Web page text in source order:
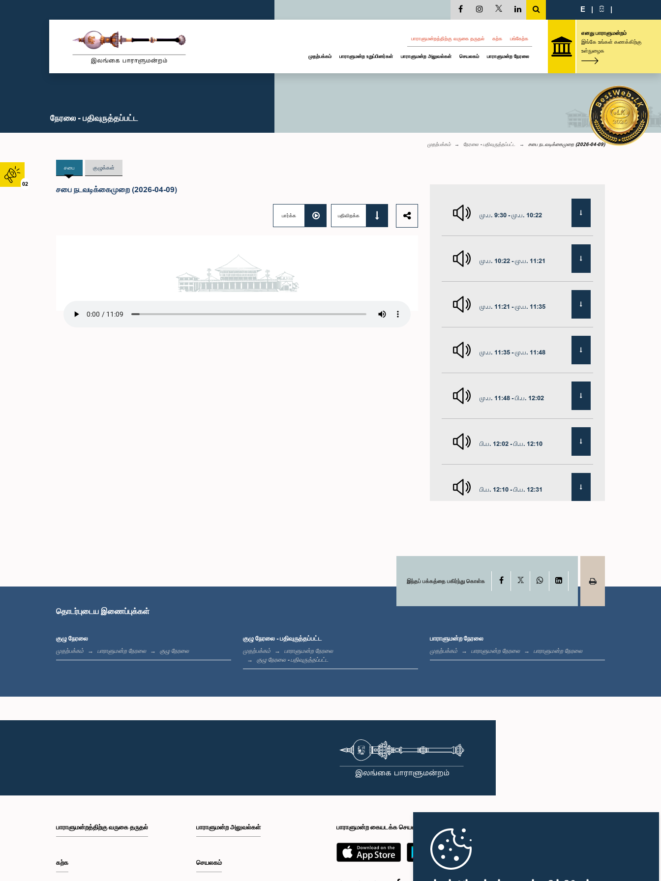
02
E | සි |
பாராளுமன்றத்திற்கு வருகை தருதல் கற்க பங்கேற்க
முதற்பக்கம் பாராளுமன்ற உறுப்பினர்கள் பாராளுமன்ற அலுவல்கள் செயலகம் பாராளுமன்ற நேரலை
எனது பாராளுமன்றம்
இங்கே உங்கள் கணக்கிற்கு
உள்நுழைக
நேரலை - பதிவுருத்தப்பட்ட
முதற்பக்கம் நேரலை - பதிவுருத்தப்பட்ட சபை நடவடிக்கைமுறை (2026-04-09)
சபை குழுக்கள்
சபை நடவடிக்கைமுறை (2026-04-09)
பார்க்க பதிவிறக்க மு.ப. 9:30 - மு.ப. 10:22
மு.ப. 10:22 - மு.ப. 11:21
மு.ப. 11:21 - மு.ப. 11:35
மு.ப. 11:35 - மு.ப. 11:48
மு.ப. 11:48 - பி.ப. 12:02
பி.ப. 12:02 - பி.ப. 12:10
பி.ப. 12:10 - பி.ப. 12:31
பி.ப. 1:19 - பி.ப. 1:31
இந்தப் பக்கத்தை பகிர்ந்து கொள்க Facebook WhatsAppLinkedIn
தொடர்புடைய இணைப்புக்கள்
குழு நேரலை
முதற்பக்கம் பாராளுமன்ற நேரலை குழு நேரலை
குழு நேரலை - பதிவுருத்தப்பட்ட
முதற்பக்கம்
பாராளுமன்ற நேரலை
குழு நேரலை - பதிவுருத்தப்பட்ட
பாராளுமன்ற நேரலை
முதற்பக்கம் பாராளுமன்ற நேரலை பாராளுமன்ற நேரலை
பாராளுமன்றத்திற்கு வருகை தருதல்
கற்க
பாராளுமன்ற அலுவல்கள்
செயலகம்
பாராளுமன்ற கையடக்க செயலி